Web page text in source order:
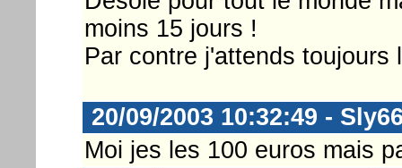
moins 15 jours !
Par contre j'attends
20/09/2003 10:32:49 -
Moi jes les 100 euros mais